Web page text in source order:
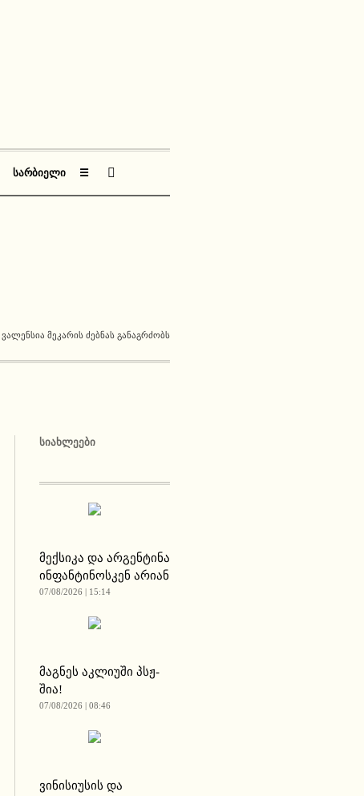
ᲡᲐᲠᲑᲘᲔᲚᲘ ☰
ᲕᲐᲚᲔᲜᲡᲘᲐ ᲛᲔᲙᲐᲠᲘᲡ ᲫᲔᲑᲜᲐᲡ ᲒᲐᲜᲐᲒᲠᲫᲝᲑᲡ
ᲡᲘᲐᲮᲚᲔᲔᲑᲘ
მექსიკა და არგენტინა
ინფანტინოსკენ არიან
07/08/2026 | 15:14
მაგნეს აკლიუში პსჟ-
შია!
07/08/2026 | 08:46
ვინისიუსის და